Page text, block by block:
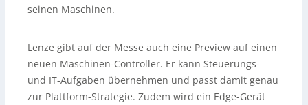
seinen Maschinen.
Lenze gibt auf der Messe auch eine Preview auf einen
neuen Maschinen-Controller. Er kann Steuerungs-
und IT-Aufgaben übernehmen und passt damit genau
zur Plattform-Strategie. Zudem wird ein Edge-Gerät